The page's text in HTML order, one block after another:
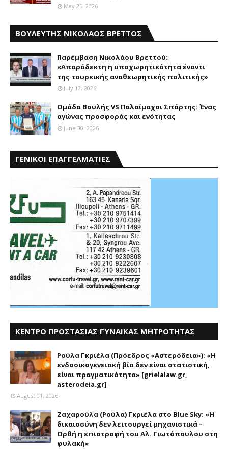
May 25, 2026
ΒΟΥΛΕΥΤΗΣ ΝΙΚΟΛΑΟΣ ΒΡΕΤΤΟΣ
Παρέμβαση Nικολάου Bρεττού:
«Aπαράδεκτη η υποχωρητικότητα έναντι
της τουρκικής αναθεωρητικής πολιτικής»
July 12, 2026
Ομάδα Βουλής VS Παλαίμαχοι Σπάρτης: Ένας
αγώνας προσφοράς και ενότητας
June 30, 2026
ΓΕΝΙΚΟΙ ΕΠΑΓΓΕΛΜΑΤΙΕΣ
ΚΕΝΤΡΟ ΠΡΟΣΤΑΣΙΑΣ ΓΥΝΑΙΚΑΣ ΜΗΤΡΟΤΗΤΑΣ
Ρούλα Γκριέλα (Πρόεδρος «Αστερόδεια»): «Η
ενδοοικογενειακή βία δεν είναι στατιστική,
είναι πραγματικότητα» [grielalaw.gr,
asterodeia.gr]
August 01, 2026
Ζαχαρούλα (Ρούλα) Γκριέλα στο Blue Sky: «Η
δικαιοσύνη δεν λειτουργεί μηχανιστικά –
Ορθή η επιστροφή του Αλ. Γιωτόπουλου στη
φυλακή»